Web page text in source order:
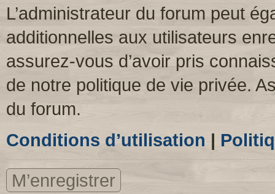
L’administrateur du forum peut
additionnelles aux utilisateurs
assurez-vous d’avoir pris
de notre politique de vie privée.
du forum.
Conditions d’utilisation |
M’enregistrer